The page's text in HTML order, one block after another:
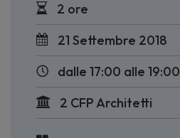
2 ore
21 Settembre 2018
dalle 17:00 alle 19:00
2 CFP Architetti